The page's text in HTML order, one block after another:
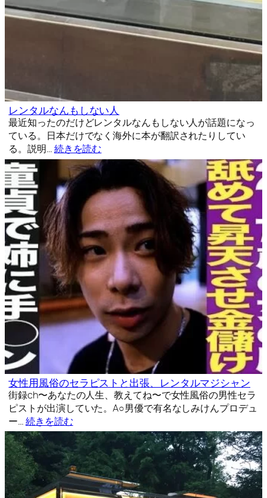
レンタルなんもしない人
最近知ったのだけどレンタルなんもしない人が話題になっ
ている。日本だけでなく海外に本が翻訳されたりしてい
る。説明…続きを読む
女性用風俗のセラピストと出張、レンタルマジシャン
街録ch〜あなたの人生、教えてね〜で女性風俗の男性セラ
ピストが出演していた。A○男優で有名なしみけんプロデュ
ー…続きを読む